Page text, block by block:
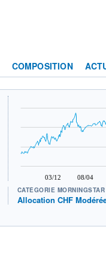
COMPOSITION
03/12 08/04
CATÉGORIE MORNINGSTAR
Allocation CHF